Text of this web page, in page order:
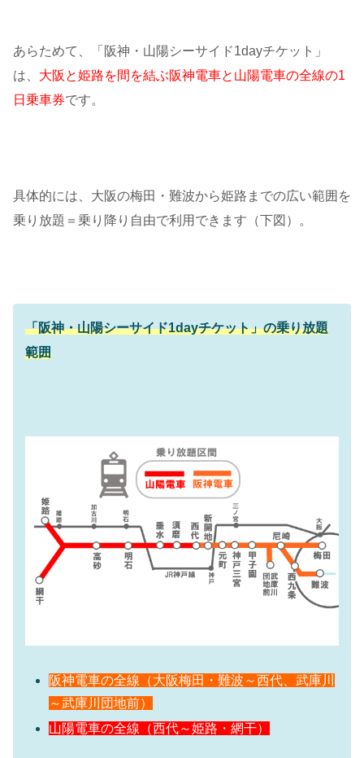
あらためて、「阪神・山陽シーサイド1dayチケット」
は、 大阪と姫路を間を結ぶ阪神電車と山陽電車の全線の1
日乗車券です。
具体的には、大阪の梅田・難波から姫路までの広い範囲を
乗り放題＝乗り降り自由で利用できます（下図）。
「阪神・山陽シーサイド1dayチケット」の乗り放題
範囲
阪神電車の全線（大阪梅田・難波～西代、武庫川
～武庫川団地前）
山陽電車の全線（西代～姫路・網干）